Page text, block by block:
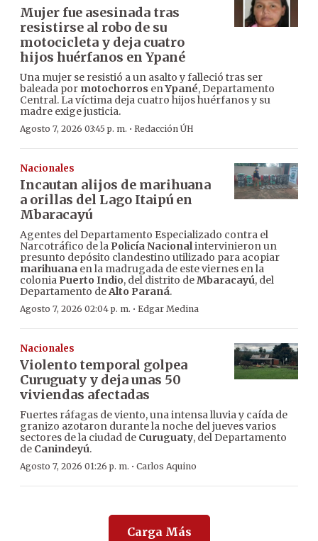
Mujer fue asesinada tras
resistirse al robo de su
motocicleta y deja cuatro
hijos huérfanos en Ypané
Una mujer se resistió a un asalto y falleció tras ser
baleada por motochorros enYpané, Departamento
Central. La víctima deja cuatro hijos huérfanos y su
madre exige justicia.
Agosto 7, 2026 03:45 p. m. · Redacción ÚH
Nacionales
Incautan alijos de marihuana
a orillas del Lago Itaipú en
Mbaracayú
Agentes del Departamento Especializado contra el
Narcotráfico de la Policía Nacionalintervinieron un
presunto depósito clandestino utilizado para acopiar
marihuana en la madrugada de este viernes en la
colonia Puerto Indio, del distrito deMbaracayú, del
Departamento deAlto Paraná.
Agosto 7, 2026 02:04 p. m. · Edgar Medina
Nacionales
Violento temporal golpea
Curuguaty y deja unas 50
viviendas afectadas
Fuertes ráfagas de viento, una intensa lluvia y caída de
granizo azotaron durante la noche del jueves varios
sectores de la ciudad de Curuguaty, del Departamento
de Canindeyú.
Agosto 7, 2026 01:26 p. m. · Carlos Aquino
Carga Más